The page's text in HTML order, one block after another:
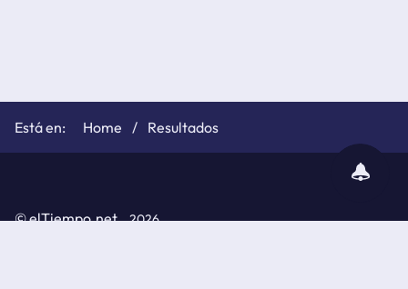
subscribir
notificaciones
Home Resultados
©elTiempo.net 2026